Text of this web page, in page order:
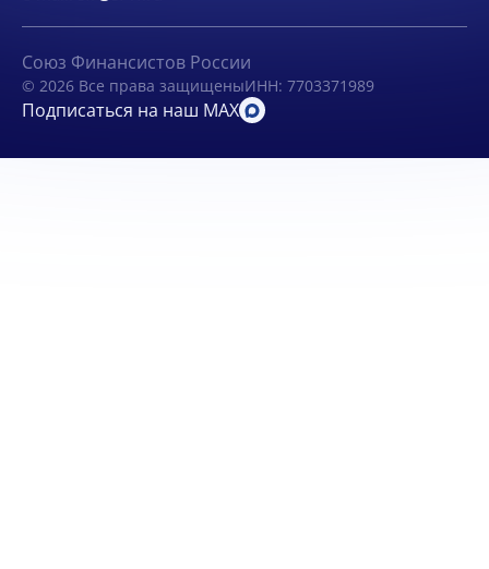
Союз Финансистов России
© 2026 Все права защищеныИНН: 7703371989
Подписаться на наш MAX